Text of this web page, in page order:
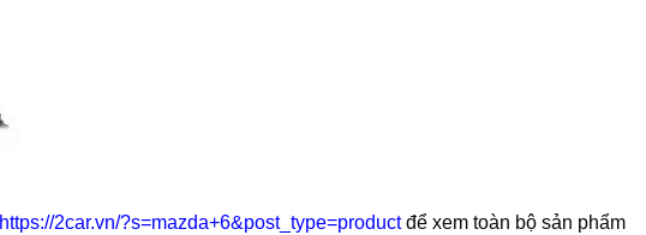
https://2car.vn/?s=mazda+6&post_type=product để xem toàn bộ sản phẩm